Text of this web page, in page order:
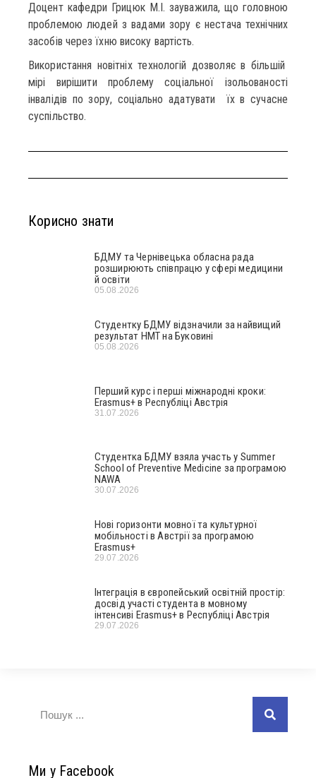
Доцент кафедри Грицюк М.І. зауважила, що головною
проблемою людей з вадами зору є нестача технічних
засобів через їхню високу вартість.
Використання новітніх технологій дозволяє в більшій
мірі вирішити проблему соціальної ізольованості
інвалідів по зору, соціально адатувати їх в сучасне
суспільство.
Корисно знати
БДМУ та Чернівецька обласна рада
розширюють співпрацю у сфері медицини
й освіти
05.08.2026
Студентку БДМУ відзначили за найвищий
результат НМТ на Буковині
05.08.2026
Перший курс і перші міжнародні кроки:
Erasmus+ в Республіці Австрія
31.07.2026
Студентка БДМУ взяла участь у Summer
School of Preventive Medicine за програмою
NAWA
30.07.2026
Нові горизонти мовної та культурної
мобільності в Австрії за програмою
Erasmus+
29.07.2026
Інтеграція в європейський освітній простір:
досвід участі студента в мовному
інтенсиві Erasmus+ в Республіці Австрія
29.07.2026
Ми у Facebook